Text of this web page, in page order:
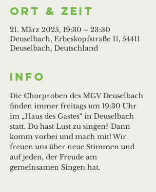
Ort & Zeit
21. März 2025, 19:30 – 23:30
Deuselbach, Erbeskopfstraße 11, 54411
Deuselbach, Deutschland
Info
Die Chorproben des MGV Deuselbach
finden immer freitags um 19:30 Uhr
im „Haus des Gastes“ in Deuselbach
statt. Du hast Lust zu singen? Dann
komm vorbei und mach mit! Wir
freuen uns über neue Stimmen und
auf jeden, der Freude am
gemeinsamen Singen hat.